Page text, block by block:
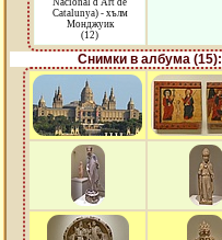
Nacional d'Art de
Catalunya) - хълм
Монджуик
(12)
Снимки в албума (15):